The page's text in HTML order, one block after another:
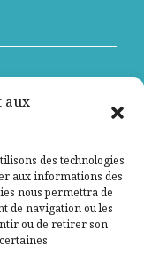
aux
des technologies
aux informations des
nous permettra de
de navigation ou les
ou de retirer son